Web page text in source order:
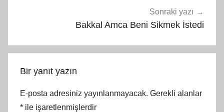
Sonraki yazı
Bakkal Amca Beni Sikmek İstedi
Bir yanıt yazın
E-posta adresiniz yayınlanmayacak. Gerekli alanlar
* ile işaretlenmişlerdir